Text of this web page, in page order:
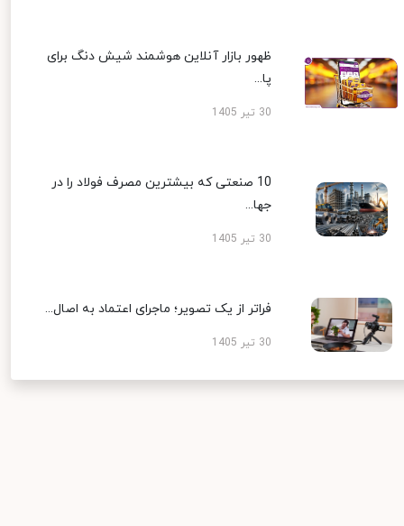
ظهور بازار آنلاین هوشمند شیش دنگ برای
پا...
30 تیر 1405
10 صنعتی که بیشترین مصرف فولاد را در
جها...
30 تیر 1405
فراتر از یک تصویر؛ ماجرای اعتماد به اصال...
30 تیر 1405